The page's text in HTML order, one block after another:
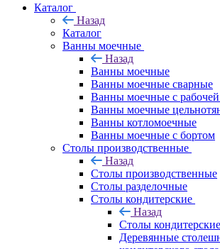
Каталог
Назад
Каталог
Ванны моечные
Назад
Ванны моечные
Ванны моечные сварные
Ванны моечные с
Ванны моечные
Ванны котломоечные
Ванны моечные с бортом
Столы производственные
Назад
Столы производственные
Столы разделочные
Столы кондитерские
Назад
Столы кондитерские
Деревянные